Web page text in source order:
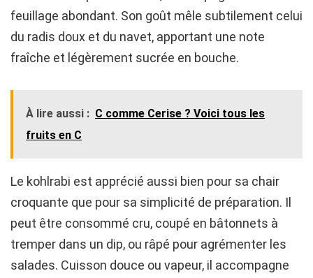
feuillage abondant. Son goût mêle subtilement celui
du radis doux et du navet, apportant une note
fraîche et légèrement sucrée en bouche.
À lire aussi : C comme Cerise ? Voici tous les
fruits en C
Le kohlrabi est apprécié aussi bien pour sa chair
croquante que pour sa simplicité de préparation. Il
peut être consommé cru, coupé en bâtonnets à
tremper dans un dip, ou râpé pour agrémenter les
salades. Cuisson douce ou vapeur, il accompagne